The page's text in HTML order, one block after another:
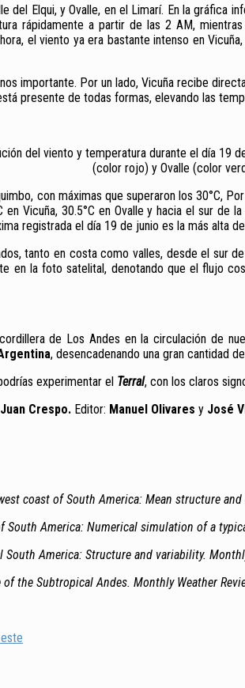
del Elqui, y Ovalle, en el Limarí. En la
rápidamente a partir de las 2 AM,
el viento ya era bastante intenso en
importante. Por un lado, Vicuña recibe
presente de todas formas, elevando las
del viento y temperatura durante el día 19
(color rojo) y Ovalle (color
con máximas que superaron los 30°C,
Vicuña, 30.5°C en Ovalle y hacia el sur
registrada el día 19 de junio es la más alta
tanto en costa como valles, desde el sur
en la foto satelital, denotando que el flujo
de Los Andes en la circulación de
, desencadenando una gran cantidad
experimentar el Terral, con los claros
Juan Crespo. Editor: Manuel Olivares y José
coast of South America: Mean structure
America: Numerical simulation of a
America: Structure and variability.
the Subtropical Andes. Monthly Weather